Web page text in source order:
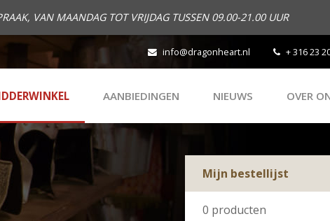
VAN MAANDAG TOT VRIJDAG TUSSEN 09.00-21.00 UUR
info@dragonheart.nl + 316 23
AANBIEDINGEN NIEUWS OVER
Mijn bestellijst
0 producten